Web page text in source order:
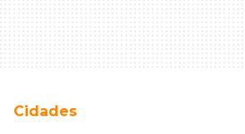
Cidades